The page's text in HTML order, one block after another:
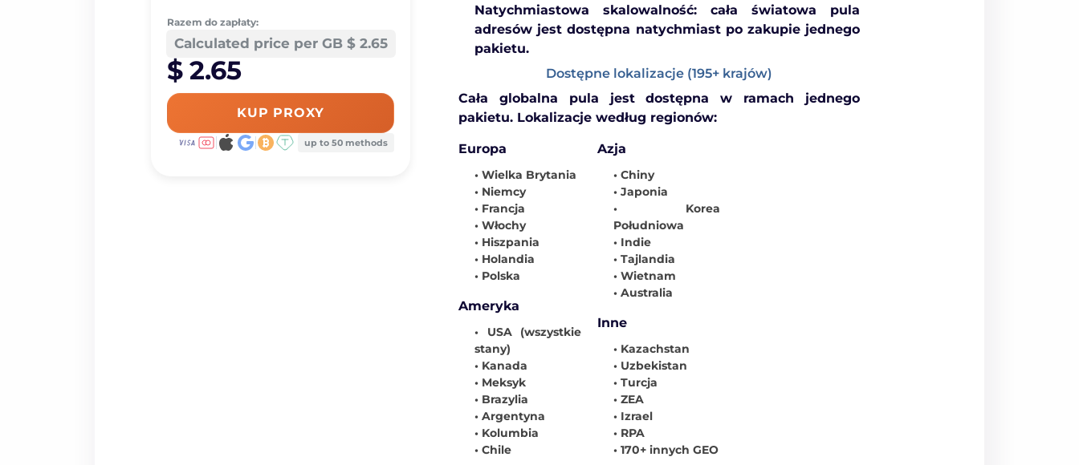
Razem do zapłaty:
Calculated price per GB $ 2.65
$ 2.65
KUP PROXY
up to 50 methods
Natychmiastowa skalowalność: cała światowa pula
adresów jest dostępna natychmiast po zakupie jednego
pakietu.
Dostępne lokalizacje (195+ krajów)
Cała globalna pula jest dostępna w ramach jednego
pakietu. Lokalizacje według regionów:
Europa
• Wielka Brytania
• Niemcy
• Francja
• Włochy
• Hiszpania
• Holandia
• Polska
Ameryka
• USA (wszystkie
stany)
• Kanada
• Meksyk
• Brazylia
• Argentyna
• Kolumbia
• Chile
Azja
• Chiny
• Japonia
• Korea
Południowa
• Indie
• Tajlandia
• Wietnam
• Australia
Inne
• Kazachstan
• Uzbekistan
• Turcja
• ZEA
• Izrael
• RPA
• 170+ innych GEO